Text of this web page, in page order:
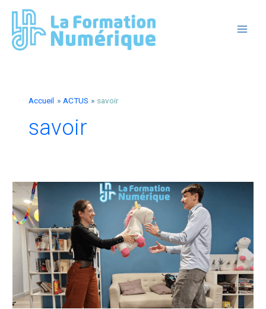
contenu
Accueil ACTUS savoir
savoir